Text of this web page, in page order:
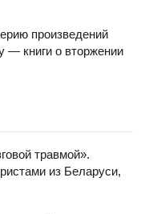
произведений
— книги о вторжении
травмой».
из Беларуси,